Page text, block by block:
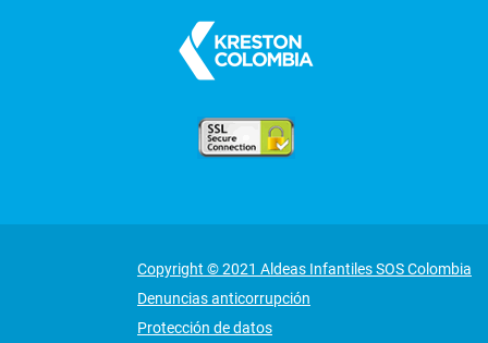
Copyright © 2021 Aldeas Infantiles SOS Colombia
Denuncias anticorrupción
Protección de datos